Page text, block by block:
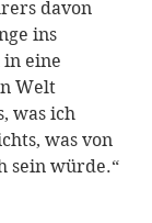
davon
ins
in eine
Welt
was ich
was von
sein würde.“